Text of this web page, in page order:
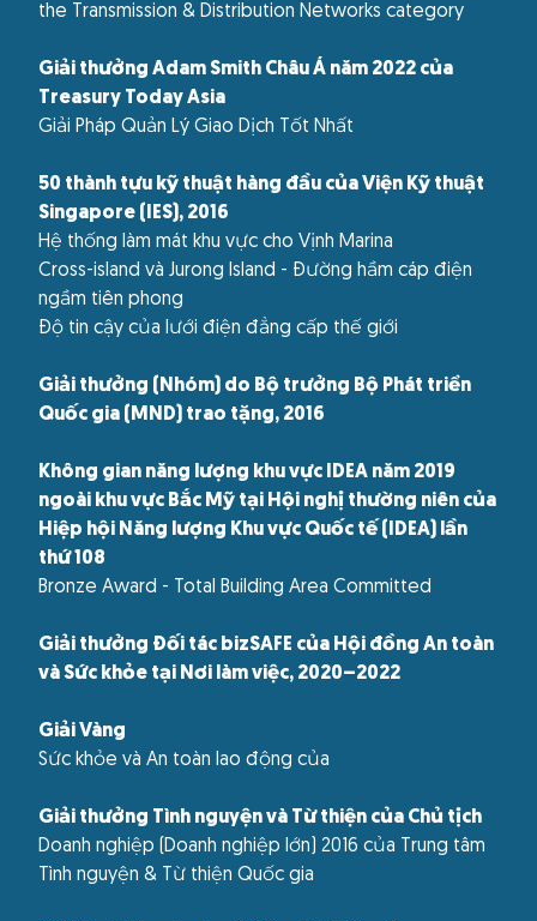
the Transmission & Distribution Networks category
Giải thưởng Adam Smith Châu Á năm 2022 của
Treasury Today Asia
Giải Pháp Quản Lý Giao Dịch Tốt Nhất
50 thành tựu kỹ thuật hàng đầu của Viện Kỹ thuật
Singapore (IES), 2016
Hệ thống làm mát khu vực cho Vịnh Marina
Cross-island và Jurong Island - Đường hầm cáp điện
ngầm tiên phong
Độ tin cậy của lưới điện đẳng cấp thế giới
Giải thưởng (Nhóm) do Bộ trưởng Bộ Phát triển
Quốc gia (MND) trao tặng, 2016
Không gian năng lượng khu vực IDEA năm 2019
ngoài khu vực Bắc Mỹ tại Hội nghị thường niên của
Hiệp hội Năng lượng Khu vực Quốc tế (IDEA) lần
thứ 108
Bronze Award - Total Building Area Committed
Giải thưởng Đối tác bizSAFE của Hội đồng An toàn
và Sức khỏe tại Nơi làm việc, 2020–2022
Giải Vàng
Sức khỏe và An toàn lao động của
Giải thưởng Tình nguyện và Từ thiện của Chủ tịch
Doanh nghiệp (Doanh nghiệp lớn) 2016 của Trung tâm
Tình nguyện & Từ thiện Quốc gia